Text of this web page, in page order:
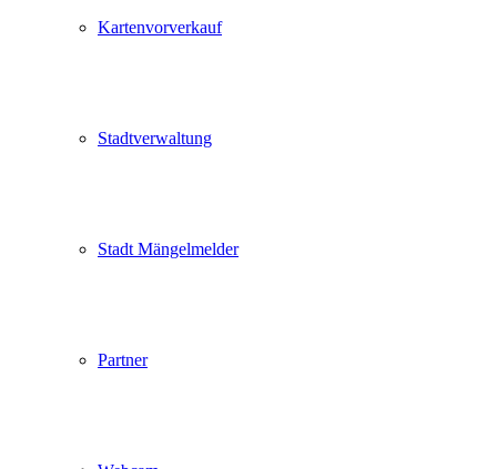
Kartenvorverkauf
Stadtverwaltung
Stadt Mängelmelder
Partner